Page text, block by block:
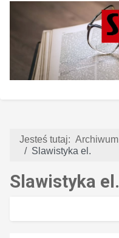
Jesteś tutaj: Archiwum
Slawistyka el.
Slawistyka el.